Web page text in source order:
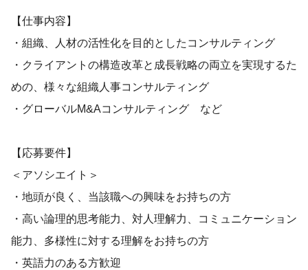
【仕事内容】
・組織、人材の活性化を目的としたコンサルティング
・クライアントの構造改革と成長戦略の両立を実現するた
めの、様々な組織人事コンサルティング
・グローバルM&Aコンサルティング など
【応募要件】
＜アソシエイト＞
・地頭が良く、当該職への興味をお持ちの方
・高い論理的思考能力、対人理解力、コミュニケーション
能力、多様性に対する理解をお持ちの方
・英語力のある方歓迎